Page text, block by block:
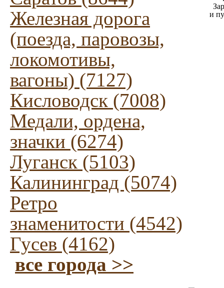
Железная дорога
(поезда, паровозы,
локомотивы,
вагоны) (7127)
Кисловодск (7008)
Медали, ордена,
значки (6274)
Луганск (5103)
Калининград (5074)
Ретро
знаменитости (4542)
Гусев (4162)
все города >>
и